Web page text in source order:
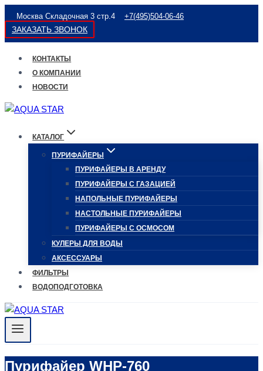
Перейти
к
содержимому
Москва Складочная 3 стр.4 +7(495)504-06-46
ЗАКАЗАТЬ ЗВОНОК
КОНТАКТЫ
О КОМПАНИИ
НОВОСТИ
КАТАЛОГ
ПУРИФАЙЕРЫ
ПУРИФАЙЕРЫ В АРЕНДУ
ПУРИФАЙЕРЫ С ГАЗАЦИЕЙ
НАПОЛЬНЫЕ ПУРИФАЙЕРЫ
НАСТОЛЬНЫЕ ПУРИФАЙЕРЫ
ПУРИФАЙЕРЫ С ОСМОСОМ
КУЛЕРЫ ДЛЯ ВОДЫ
АКСЕССУАРЫ
ФИЛЬТРЫ
ВОДОПОДГОТОВКА
Пурифайер WHP-760